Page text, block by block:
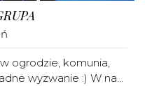
ogrodzie, komunia,
wyzwanie :) W na...